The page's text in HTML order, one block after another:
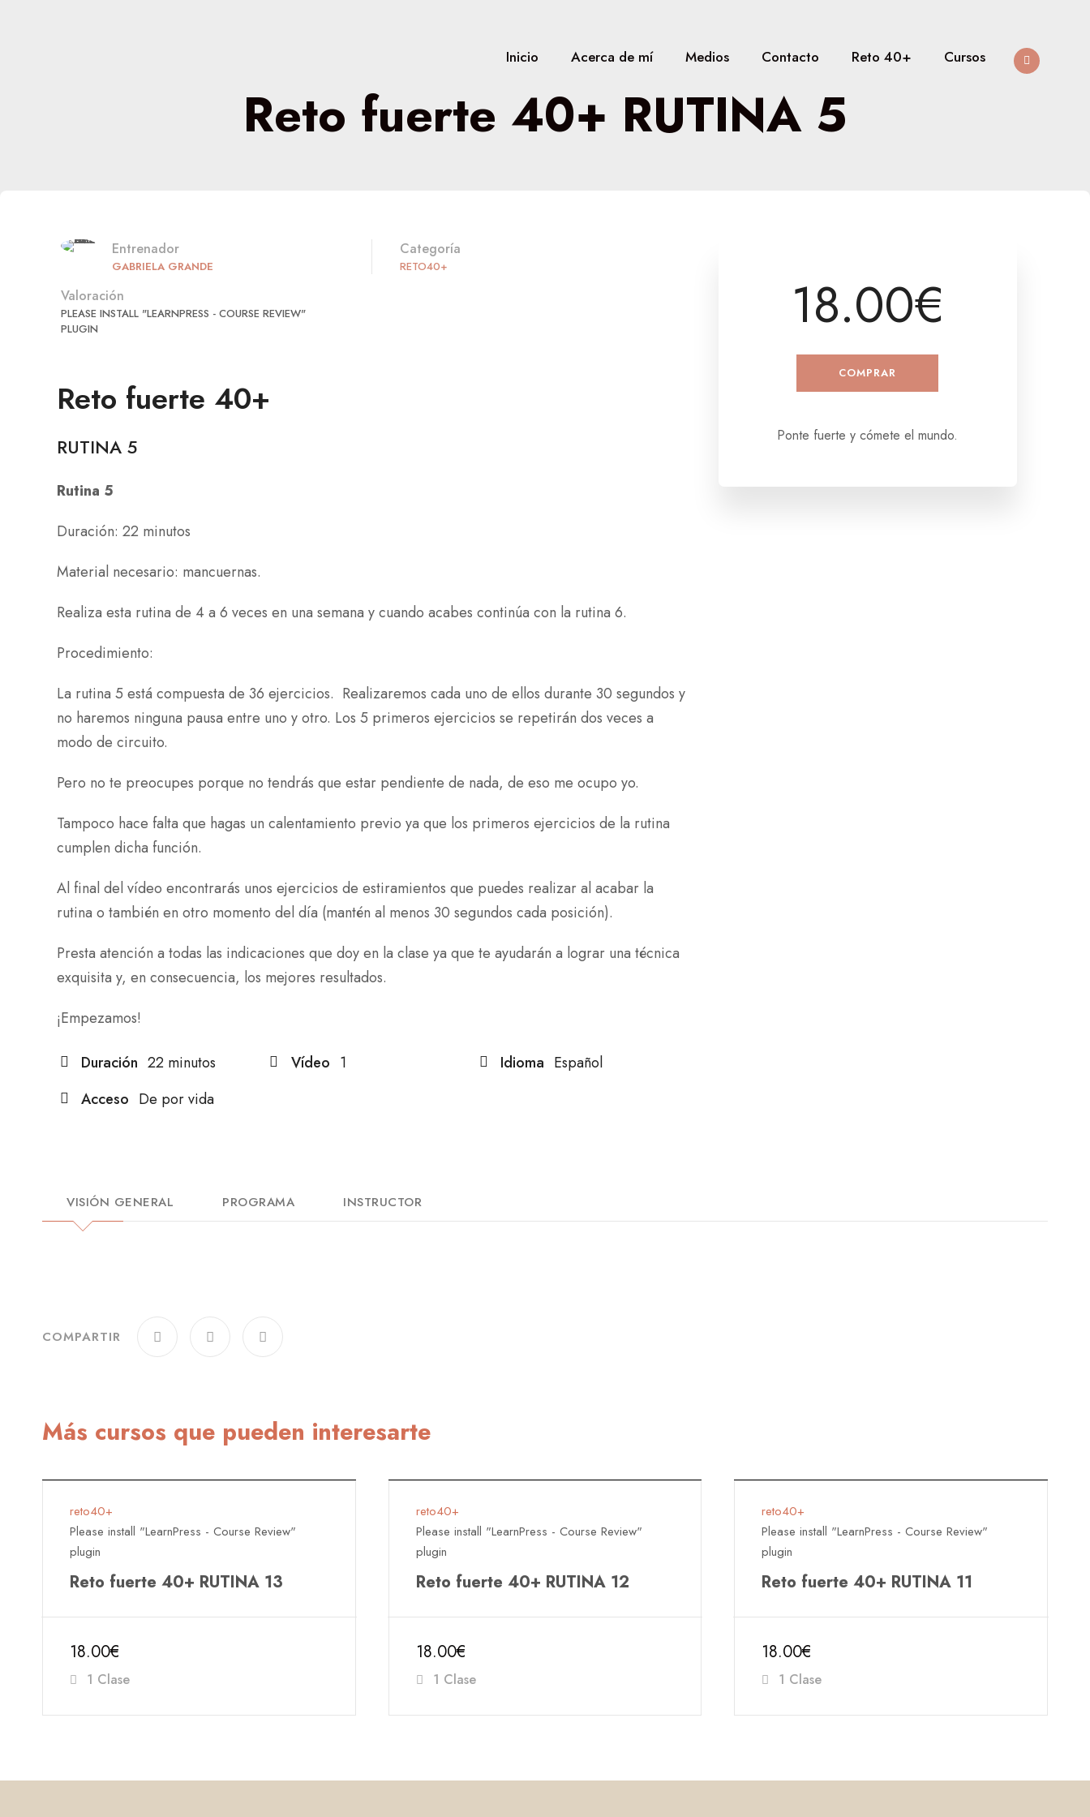
Inicio Acerca de mí Medios Contacto Reto 40+ Cursos
Reto fuerte 40+ RUTINA 5
Entrenador
GABRIELA GRANDE
Categoría
RETO40+
Valoración
PLEASE INSTALL "LEARNPRESS - COURSE REVIEW"
PLUGIN
Reto fuerte 40+
RUTINA 5
Rutina 5
Duración: 22 minutos
Material necesario: mancuernas.
Realiza esta rutina de 4 a 6 veces en una semana y cuando acabes continúa con la rutina 6.
Procedimiento:
La rutina 5 está compuesta de 36 ejercicios. Realizaremos cada uno de ellos durante 30 segundos y
no haremos ninguna pausa entre uno y otro. Los 5 primeros ejercicios se repetirán dos veces a
modo de circuito.
Pero no te preocupes porque no tendrás que estar pendiente de nada, de eso me ocupo yo.
Tampoco hace falta que hagas un calentamiento previo ya que los primeros ejercicios de la rutina
cumplen dicha función.
Al final del vídeo encontrarás unos ejercicios de estiramientos que puedes realizar al acabar la
rutina o también en otro momento del día (mantén al menos 30 segundos cada posición).
Presta atención a todas las indicaciones que doy en la clase ya que te ayudarán a lograr una técnica
exquisita y, en consecuencia, los mejores resultados.
¡Empezamos!
Duración 22 minutos Vídeo 1 Idioma Español
Acceso De por vida
18.00€
COMPRAR
Ponte fuerte y cómete el mundo.
VISIÓN GENERAL PROGRAMA INSTRUCTOR
COMPARTIR
Más cursos que pueden interesarte
reto40+
Please install "LearnPress - Course Review"
plugin
Reto fuerte 40+ RUTINA 13
18.00€
1 Clase
reto40+
Please install "LearnPress - Course Review"
plugin
Reto fuerte 40+ RUTINA 12
18.00€
1 Clase
reto40+
Please install "LearnPress - Course Review"
plugin
Reto fuerte 40+ RUTINA 11
18.00€
1 Clase